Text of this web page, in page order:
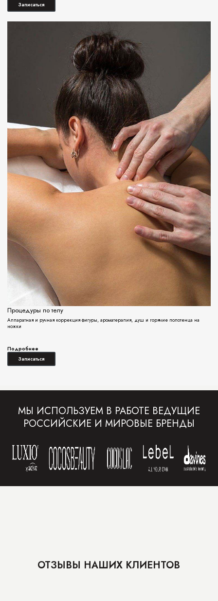
Записаться
Процедуры по телу
Аппаратная и ручная коррекция фигуры, ароматерапия, душ и горячие полотенца на
ножки
Подробнее
Записаться
ОТЗЫВЫ НАШИХ КЛИЕНТОВ
МЫ ИСПОЛЬЗУЕМ В РАБОТЕ ВЕДУЩИЕ
РОССИЙСКИЕ И МИРОВЫЕ БРЕНДЫ